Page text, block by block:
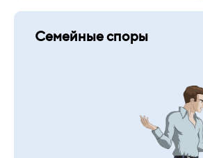
Семейные споры